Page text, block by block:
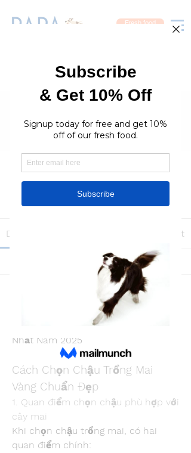
Fresh food
Groups
RaraPetcare Group
Public · 396 members
Join
Discussion About
December 15, 2024
Top 7 Mẫu Chậu Trồng Mai Vàng Đẹp
Nhất Năm 2025
Cách Chọn Chậu Trồng Mai
Vàng Chuẩn Đẹp
1. Quan điểm chọn chậu phù hợp với
cây mai
Khi chọn chậu trồng mai, có hai
quan điểm chính: